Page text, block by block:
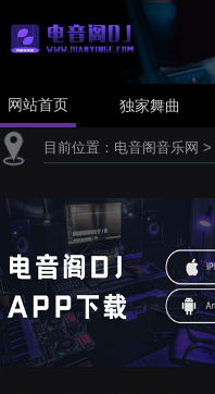
网站首页 独家舞曲
目前位置： 电音阁音乐网 >